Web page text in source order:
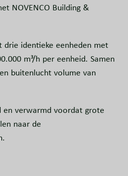
NOVENCO Building &
drie identieke eenheden met
m³/h per eenheid. Samen
buitenlucht volume van
verwarmd voordat grote
naar de